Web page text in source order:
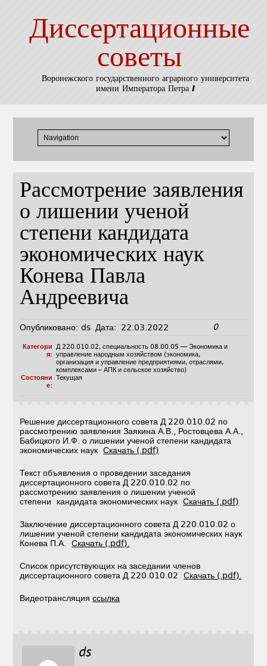
Диссертационные
советы
Воронежского государственного аграрного университета
имени Императора Петра I
Рассмотрение заявления
о лишении ученой
степени кандидата
экономических наук
Конева Павла
Андреевича
Опубликовано: ds Дата: 22.03.2022 0
Категори
я:
Д 220.010.02, специальность 08.00.05 — Экономика и
управление народным хозяйством (экономика,
организация и управление предприятиями, отраслями,
комплексами – АПК и сельское хозяйство)
Состояни
е:
Текущая
Решение диссертационного совета Д 220.010.02 по
рассмотрению заявления Заякина А.В., Ростовцева А.А.,
Бабицкого И.Ф. о лишении ученой степени кандидата
экономических наукСкачать (.pdf)
Текст объявления о проведении заседания
диссертационного совета Д 220.010.02 по
рассмотрению заявления о лишении ученой
степени кандидата экономических наукСкачать (.pdf)
Заключение диссертационного совета Д 220.010.02 о
лишении ученой степени кандидата экономических наук
Конева П.А.Скачать (.pdf).
Список присутствующих на заседании членов
диссертационного совета Д 220.010.02Скачать (.pdf).
Видеотрансляцияссылка
ds